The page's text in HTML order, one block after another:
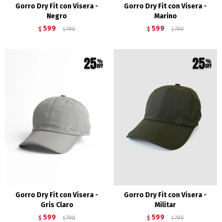
Gorro Dry Fit con Visera -
Negro
$ 599 $ 790
Gorro Dry Fit con Visera -
Marino
$ 599 $ 790
Gorro Dry Fit con Visera -
Gris Claro
$ 599 $ 790
Gorro Dry Fit con Visera -
Militar
$ 599 $ 790